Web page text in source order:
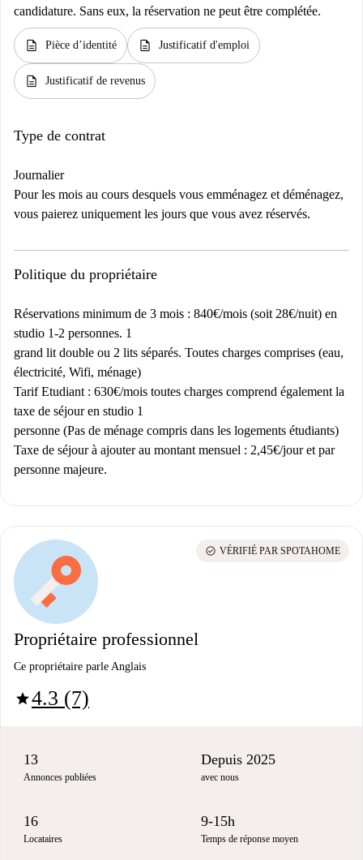
candidature. Sans eux, la réservation ne peut être complétée.
description Pièce d’identité description Justificatif d'emploi
description Justificatif de revenus
Type de contrat
Journalier
Pour les mois au cours desquels vous emménagez et déménagez,
vous paierez uniquement les jours que vous avez réservés.
Politique du propriétaire
Réservations minimum de 3 mois : 840€/mois (soit 28€/nuit) en
studio 1-2 personnes. 1
grand lit double ou 2 lits séparés. Toutes charges comprises (eau,
électricité, Wifi, ménage)
Tarif Etudiant : 630€/mois toutes charges comprend également la
taxe de séjour en studio 1
personne (Pas de ménage compris dans les logements étudiants)
Taxe de séjour à ajouter au montant mensuel : 2,45€/jour et par
personne majeure.
Propriétaire professionnel
Ce propriétaire parle Anglais
star4.3 (7)
check_circle VÉRIFIÉ PAR SPOTAHOME
13
Annonces publiées
Depuis 2025
avec nous
16
Locataires
9-15h
Temps de réponse moyen